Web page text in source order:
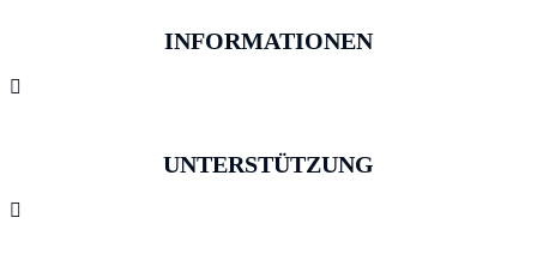
INFORMATIONEN

UNTERSTÜTZUNG
